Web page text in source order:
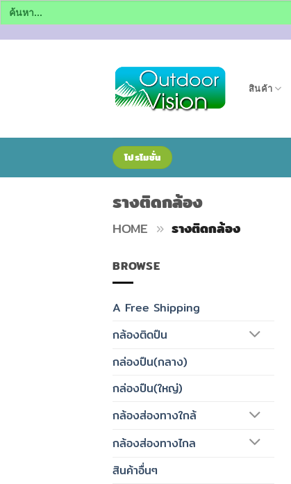
Search
for:
สินค้า
โปรโมชั่น
รางติดกล้อง
HOME » รางติดกล้อง
BROWSE
A Free Shipping
กล้องติดปืน
กล่องปืน(กลาง)
กล่องปืน(ใหญ่)
กล้องส่องทางใกล้
กล้องส่องทางไกล
สินค้าอื่นๆ